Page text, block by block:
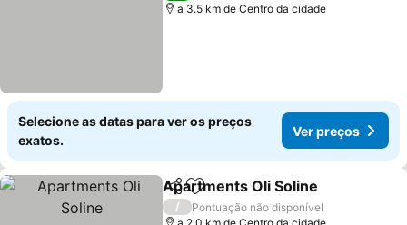
a 3.5 km de Centro da cidade
Selecione as datas para ver os preços
exatos.
Ver preços
PartilharAdicionar aos favoritos
Apartments Oli Soline
/
Pontuação não disponível